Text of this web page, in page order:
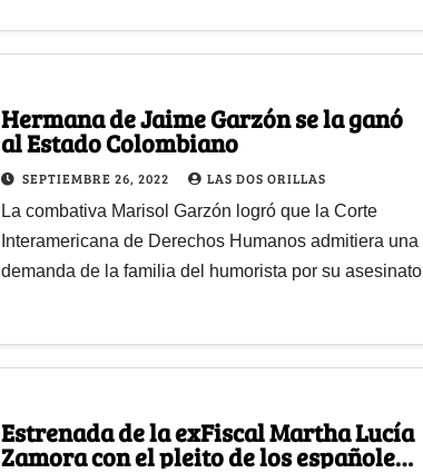
Hermana de Jaime Garzón se la ganó
al Estado Colombiano
SEPTIEMBRE 26, 2022 LAS DOS ORILLAS
La combativa Marisol Garzón logró que la Corte
Interamericana de Derechos Humanos admitiera una
demanda de la familia del humorista por su asesinato
Estrenada de la exFiscal Martha Lucía
Zamora con el pleito de los españoles